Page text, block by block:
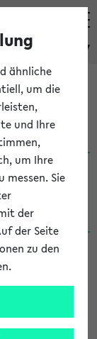
eKVV
ähnliche
um die
und Ihre
um Ihre
Sie
der
der Seite
zu den